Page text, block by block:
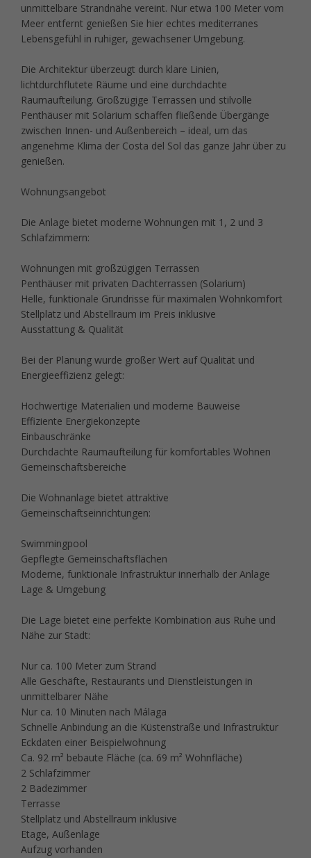
unmittelbare Strandnähe vereint. Nur etwa 100 Meter vom
Meer entfernt genießen Sie hier echtes mediterranes
Lebensgefühl in ruhiger, gewachsener Umgebung.
Die Architektur überzeugt durch klare Linien,
lichtdurchflutete Räume und eine durchdachte
Raumaufteilung. Großzügige Terrassen und stilvolle
Penthäuser mit Solarium schaffen fließende Übergänge
zwischen Innen- und Außenbereich – ideal, um das
angenehme Klima der Costa del Sol das ganze Jahr über zu
genießen.
Wohnungsangebot
Die Anlage bietet moderne Wohnungen mit 1, 2 und 3
Schlafzimmern:
Wohnungen mit großzügigen Terrassen
Penthäuser mit privaten Dachterrassen (Solarium)
Helle, funktionale Grundrisse für maximalen Wohnkomfort
Stellplatz und Abstellraum im Preis inklusive
Ausstattung & Qualität
Bei der Planung wurde großer Wert auf Qualität und
Energieeffizienz gelegt:
Hochwertige Materialien und moderne Bauweise
Effiziente Energiekonzepte
Einbauschränke
Durchdachte Raumaufteilung für komfortables Wohnen
Gemeinschaftsbereiche
Die Wohnanlage bietet attraktive
Gemeinschaftseinrichtungen:
Swimmingpool
Gepflegte Gemeinschaftsflächen
Moderne, funktionale Infrastruktur innerhalb der Anlage
Lage & Umgebung
Die Lage bietet eine perfekte Kombination aus Ruhe und
Nähe zur Stadt:
Nur ca. 100 Meter zum Strand
Alle Geschäfte, Restaurants und Dienstleistungen in
unmittelbarer Nähe
Nur ca. 10 Minuten nach Málaga
Schnelle Anbindung an die Küstenstraße und Infrastruktur
Eckdaten einer Beispielwohnung
Ca. 92 m² bebaute Fläche (ca. 69 m² Wohnfläche)
2 Schlafzimmer
2 Badezimmer
Terrasse
Stellplatz und Abstellraum inklusive
Etage, Außenlage
Aufzug vorhanden